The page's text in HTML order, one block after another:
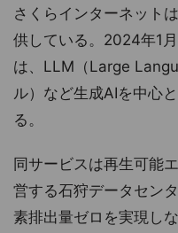
さくらインターネット
供している。2024年1
は、LLM（Large
ル）など生成AIを中心
る。
同サービスは再生可能
営する石狩データセン
素排出量ゼロを実現し